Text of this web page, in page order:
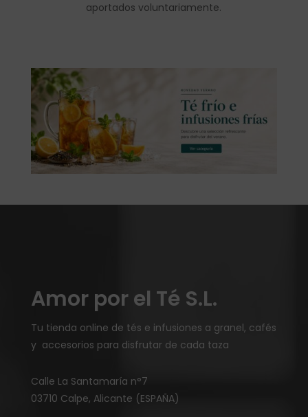
aportados voluntariamente.
Amor por el Té S.L.
Tu tienda online de tés e infusiones a granel, cafés
y accesorios para disfrutar de cada taza
Calle La Santamaría n°7
03710 Calpe, Alicante (ESPAÑA)